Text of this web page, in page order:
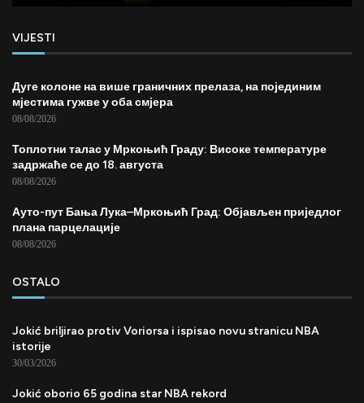
VIJESTI
Дуге колоне на више граничних прелаза, на појединим
мјестима гужве у оба смјера
08/08/2026
Топлотни талас у Мркоњић Граду: Високе температуре
задржаће се до 18. августа
08/08/2026
Ауто-пут Бања Лука–Мркоњић Град: Објављен приједлог
плана парцелације
08/08/2026
OSTALO
Jokić briljirao protiv Voriorsa i ispisao novu stranicu NBA
istorije
30/03/2026
Jokić oborio 65 godina star NBA rekord